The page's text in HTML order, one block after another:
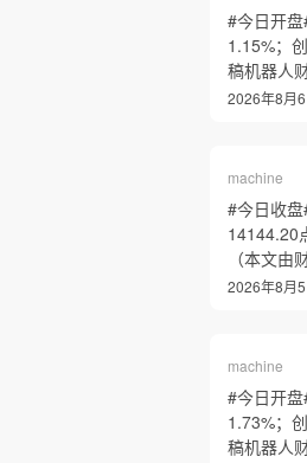
#今日开
1.15%；
稿机器人
2026年8月6
machine
#今日收
14144.20
（本文
2026年8月5
machine
#今日开
1.73%；
稿机器人